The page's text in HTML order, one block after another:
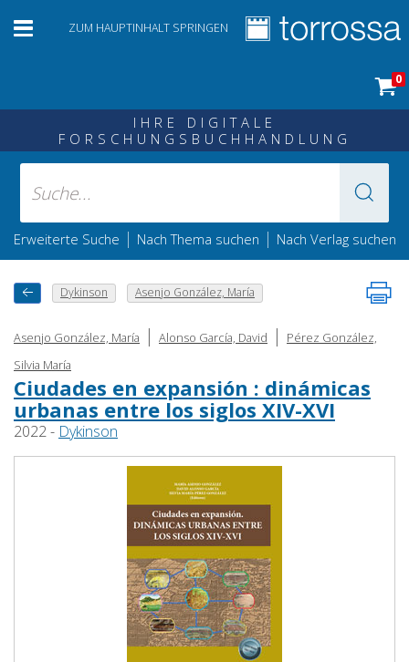
ZUM HAUPTINHALT SPRINGEN
0
IHRE DIGITALE
FORSCHUNGSBUCHHANDLUNG
Erweiterte Suche | Nach Thema suchen | Nach Verlag suchen
Dykinson Asenjo González, María
Asenjo González, María | Alonso García, David |
Pérez González,
Silvia María
Ciudades en expansión : dinámicas
urbanas entre los siglos XIV-XVI
2022 - Dykinson